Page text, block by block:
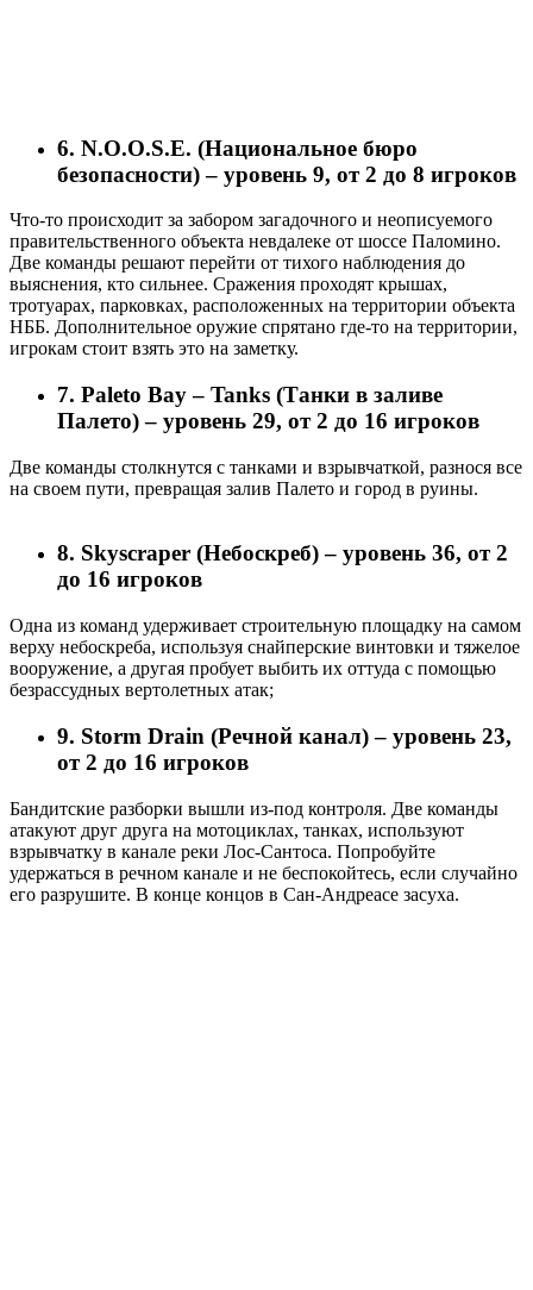
6. N.O.O.S.E. (Национальное бюро
безопасности) – уровень 9, от 2 до 8 игроков
Что-то происходит за забором загадочного и неописуемого
правительственного объекта невдалеке от шоссе Паломино.
Две команды решают перейти от тихого наблюдения до
выяснения, кто сильнее. Сражения проходят крышах,
тротуарах, парковках, расположенных на территории объекта
НББ. Дополнительное оружие спрятано где-то на территории,
игрокам стоит взять это на заметку.
7. Paleto Bay – Tanks (Танки в заливе
Палето) – уровень 29, от 2 до 16 игроков
Две команды столкнутся с танками и взрывчаткой, разнося все
на своем пути, превращая залив Палето и город в руины.
8. Skyscraper (Небоскреб) – уровень 36, от 2
до 16 игроков
Одна из команд удерживает строительную площадку на самом
верху небоскреба, используя снайперские винтовки и тяжелое
вооружение, а другая пробует выбить их оттуда с помощью
безрассудных вертолетных атак;
9. Storm Drain (Речной канал) – уровень 23,
от 2 до 16 игроков
Бандитские разборки вышли из-под контроля. Две команды
атакуют друг друга на мотоциклах, танках, используют
взрывчатку в канале реки Лос-Сантоса. Попробуйте
удержаться в речном канале и не беспокойтесь, если случайно
его разрушите. В конце концов в Сан-Андреасе засуха.